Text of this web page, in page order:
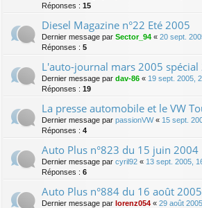
Réponses : 15
Diesel Magazine n°22 Eté 2005
Dernier message par Sector_94 « 20 sept.
Réponses : 5
L'auto-journal mars 2005 spécial
Dernier message par dav-86 « 19 sept. 2005,
Réponses : 19
La presse automobile et le VW
Dernier message par passionVW« 15 sept.
Réponses : 4
Auto Plus n°823 du 15 juin 2004
Dernier message par cyril92 « 13 sept. 2005,
Réponses : 6
Auto Plus n°884 du 16 août 2005
Dernier message par lorenz054 « 29 août